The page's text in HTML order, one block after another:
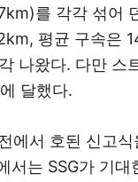
를 각각 섞어
평균 구속은
나왔다. 다만 스
달했다.
에서 호된 신고
서는 SSG가 기대